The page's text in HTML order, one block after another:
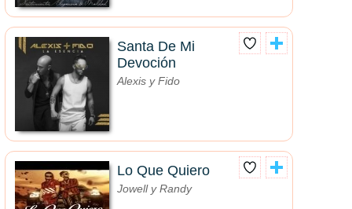
Santa De Mi
Devoción
Alexis y Fido
Lo Que Quiero
Jowell y Randy